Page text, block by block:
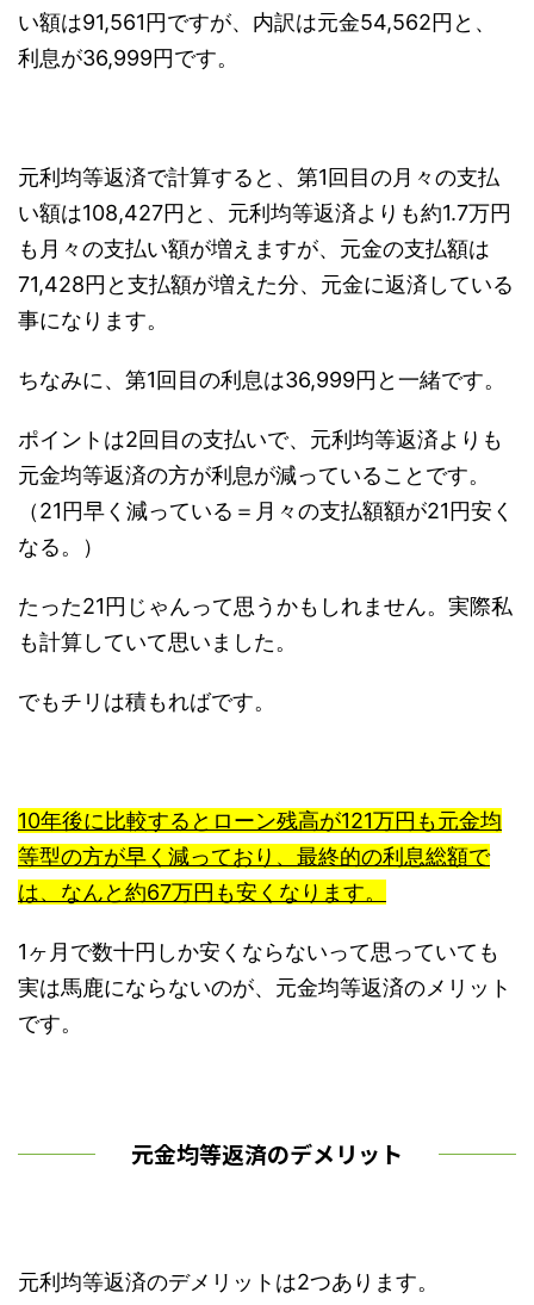
い額は91,561円ですが、内訳は元金54,562円と、
利息が36,999円です。
元利均等返済で計算すると、第1回目の月々の支払
い額は108,427円と、元利均等返済よりも約1.7万円
も月々の支払い額が増えますが、元金の支払額は
71,428円と支払額が増えた分、元金に返済している
事になります。
ちなみに、第1回目の利息は36,999円と一緒です。
ポイントは2回目の支払いで、元利均等返済よりも
元金均等返済の方が利息が減っていることです。
（21円早く減っている＝月々の支払額額が21円安く
なる。）
たった21円じゃんって思うかもしれません。実際私
も計算していて思いました。
でもチリは積もればです。
10年後に比較するとローン残高が121万円も元金均
等型の方が早く減っており、最終的の利息総額で
は、なんと約67万円も安くなります。
1ヶ月で数十円しか安くならないって思っていても
実は馬鹿にならないのが、元金均等返済のメリット
です。
元金均等返済のデメリット
元利均等返済のデメリットは2つあります。